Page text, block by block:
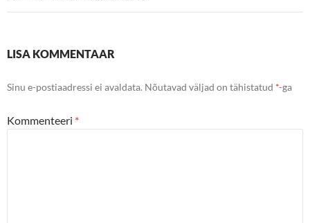
LISA KOMMENTAAR
Sinu e-postiaadressi ei avaldata. Nõutavad väljad on tähistatud *-ga
Kommenteeri *